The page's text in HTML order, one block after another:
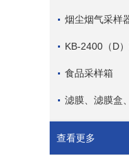
烟尘烟气采样
KB-2400（D
食品采样箱
滤膜、滤膜盒
查看更多